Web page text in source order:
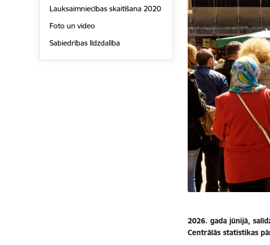
Lauksaimniecības skaitīšana 2020
Foto un video
Sabiedrības līdzdalība
2026. gada jūnijā,
Centrālās statistikas